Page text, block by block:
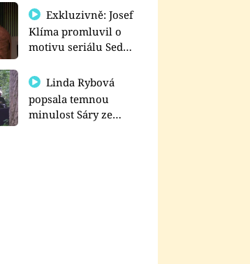
prima+
Exkluzivně: Josef
Klíma promluvil o
motivu seriálu Sedm
Linda Rybová
popsala temnou
minulost Sáry ze